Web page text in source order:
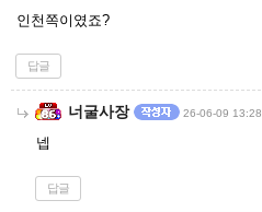
인천쪽이였죠?
답글
너굴사장 26-06-09 13:28
넵
답글